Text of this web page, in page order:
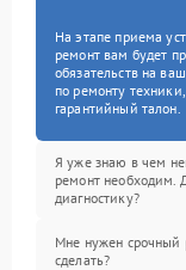
На этапе приема
ремонт вам будет
обязательств на
по ремонту
гарантийный талон.
Я уже знаю в чем
ремонт необходим.
диагностику?
Мне нужен срочный
сделать?